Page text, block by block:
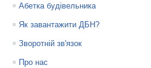
Абетка будівельника
Як завантажити ДБН?
Зворотній зв'язок
Про нас